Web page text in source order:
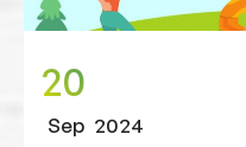
20
Sep 2024